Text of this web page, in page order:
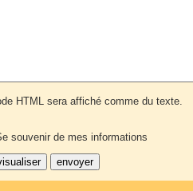
HTML sera affiché comme du texte.
souvenir de mes informations